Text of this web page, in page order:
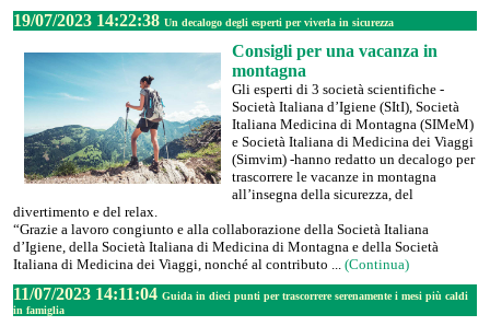
19/07/2023 14:22:38 Un decalogo degli esperti per viverla in sicurezza
Consigli per una vacanza in
montagna
Gli esperti di 3 società scientifiche -
Società Italiana d’Igiene (SItI), Società
Italiana Medicina di Montagna (SIMeM)
e Società Italiana di Medicina dei Viaggi
(Simvim) -hanno redatto un decalogo per
trascorrere le vacanze in montagna
all’insegna della sicurezza, del
divertimento e del relax.
“Grazie a lavoro congiunto e alla collaborazione della Società Italiana
d’Igiene, della Società Italiana di Medicina di Montagna e della Società
Italiana di Medicina dei Viaggi, nonché al contributo ... (Continua)
11/07/2023 14:11:04 Guida in dieci punti per trascorrere serenamente i mesi più caldi
in famiglia